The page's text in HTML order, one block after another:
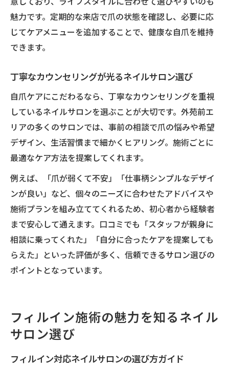
魅力です。定期的な来店で爪の状態を確認し、必要に応
じてケアメニューを追加することで、健康な自爪を維持
できます。
丁寧なカウンセリングが光るネイルサロン選び
自爪ケアにこだわるなら、丁寧なカウンセリングを重視
しているネイルサロンを選ぶことが大切です。外苑前エ
リアの多くのサロンでは、事前の相談で爪の悩みや希望
デザイン、生活習慣まで細かくヒアリング。施術ごとに
最適なケア方法を提案してくれます。
例えば、「爪が弱くて不安」「仕事柄シンプルなデザイ
ンが良い」など、個々のニーズに合わせたアドバイスや
施術プランを組み立ててくれるため、初心者から経験者
まで安心して通えます。口コミでも「スタッフが親身に
相談に乗ってくれた」「自分に合ったケアを提案しても
らえた」といった評価が多く、信頼できるサロン選びの
ポイントとなっています。
フィルイン施術の魅力を知るネイル
サロン選び
フィルイン対応ネイルサロンの選び方ガイド